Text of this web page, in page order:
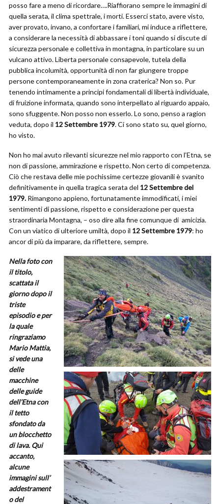
posso fare a meno di ricordare….Riaffiorano sempre le immagini di
quella serata, il clima spettrale, i morti. Esserci stato, avere visto,
aver provato, invano, a confortare i familiari, mi induce a riflettere,
a considerare la necessità di abbassare i toni quando si discute di
sicurezza personale e collettiva in montagna, in particolare su un
vulcano attivo. Liberta personale consapevole, tutela della
pubblica incolumità, opportunità di non far giungere troppe
persone contemporaneamente in zona craterica? Non so. Pur
tenendo intimamente a principi fondamentali di libertà individuale,
di fruizione informata, quando sono interpellato al riguardo appaio,
sono sfuggente. Non posso non esserlo. Lo sono, penso a ragion
veduta, dopo il 12 Settembre 1979. Ci sono stato su, quel giorno,
ho visto.
Non ho mai avuto rilevanti sicurezze nel mio rapporto con l’Etna, se
non di passione, ammirazione e rispetto. Non certo di competenza.
Ciò che restava delle mie pochissime certezze giovanili è svanito
definitivamente in quella tragica serata del 12 Settembre del
1979. Rimangono appieno, fortunatamente immodificati, i miei
sentimenti di passione, rispetto e considerazione per questa
straordinaria Montagna, – oso dire alla fine comunque di amicizia.
Con un viatico di ulteriore umiltà, dopo il 12 Settembre 1979: ho
ancor di più da imparare, da riflettere, sempre.
Nella foto con
il titolo,
scattata il
giorno dopo il
triste
episodioe per
la quale
ringraziamo
Mario Mattia,
si vede una
delle
macchine
delle guide
dell’Etna con
il tetto
sfondato da
un blocchetto
di lava. Qui
accanto,
alcune
immagini sull’
addestrament
o del